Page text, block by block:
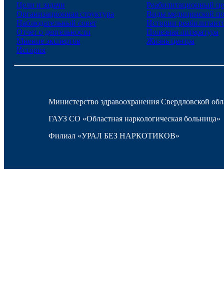
Цели и задачи
Организационная структура
Наблюдательный совет
Отчет о деятельности
Мнение экспертов
История
Реабилитационный
Виды медицинской
Истории
Полезная литература
Жизнь центра
Министерство здравоохранения Свердловской
ГАУЗ СО «Областная наркологическая больница»
Филиал «УРАЛ БЕЗ НАРКОТИКОВ»